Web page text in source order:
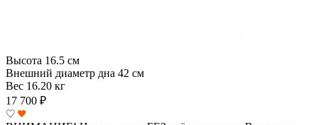
Высота 16.5 см
Внешний диаметр дна 42 см
Вес 16.20 кг
17 700 ₽